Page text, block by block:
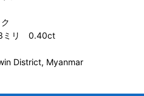
ク
ミリ 0.40ct
District, Myanmar